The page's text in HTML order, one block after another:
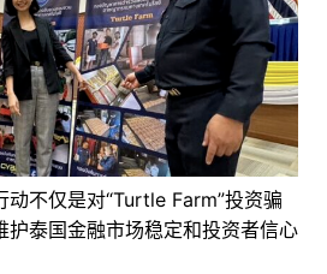
动不仅是对“Turtle Farm”投资骗
护泰国金融市场稳定和投资者信心